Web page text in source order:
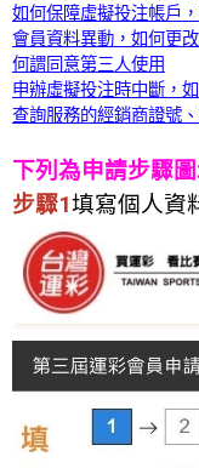
如何保障虛擬投注帳戶
會員資料異動，如何更
何謂同意第三人使用
申辦虛擬投注時中斷，
查詢服務的經銷商證號
下列為申請步驟
步驟1填寫個人資